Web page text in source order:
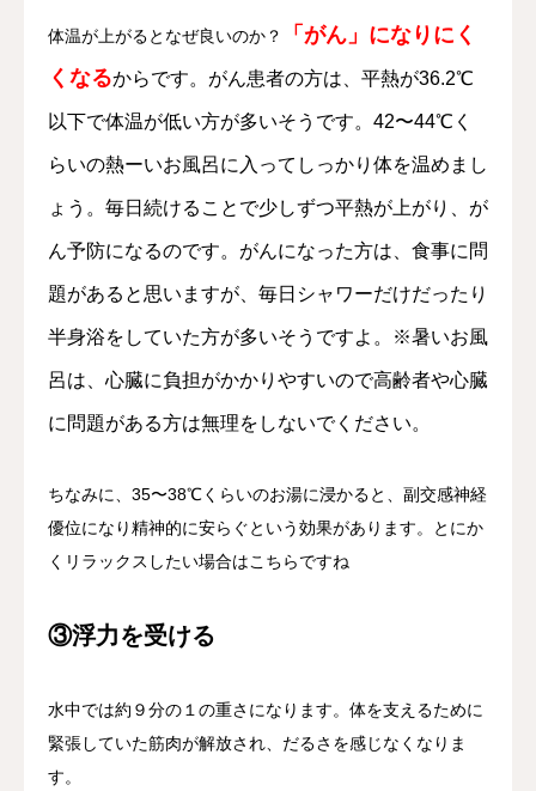
体温が上がるとなぜ良いのか？
「がん」になりにく
くなるからです。がん患者の方は、平熱が36.2℃
以下で体温が低い方が多いそうです。42〜44℃く
らいの熱ーいお風呂に入ってしっかり体を温めまし
ょう。毎日続けることで少しずつ平熱が上がり、が
ん予防になるのです。がんになった方は、食事に問
題があると思いますが、毎日シャワーだけだったり
半身浴をしていた方が多いそうですよ。※暑いお風
呂は、心臓に負担がかかりやすいので高齢者や心臓
に問題がある方は無理をしないでください。
ちなみに、35〜38℃くらいのお湯に浸かると、副交感神経
優位になり精神的に安らぐという効果があります。とにか
くリラックスしたい場合はこちらですね
③浮力を受ける
水中では約９分の１の重さになります。体を支えるために
緊張していた筋肉が解放され、だるさを感じなくなりま
す。